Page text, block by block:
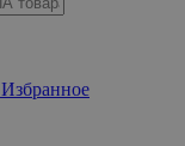
Избранное